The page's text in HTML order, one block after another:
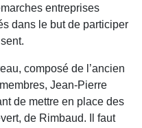
entre­prises
dans le but de participer
composé de l’ancien
Jean-Pierre
de mettre en place des
de Rimbaud. Il faut